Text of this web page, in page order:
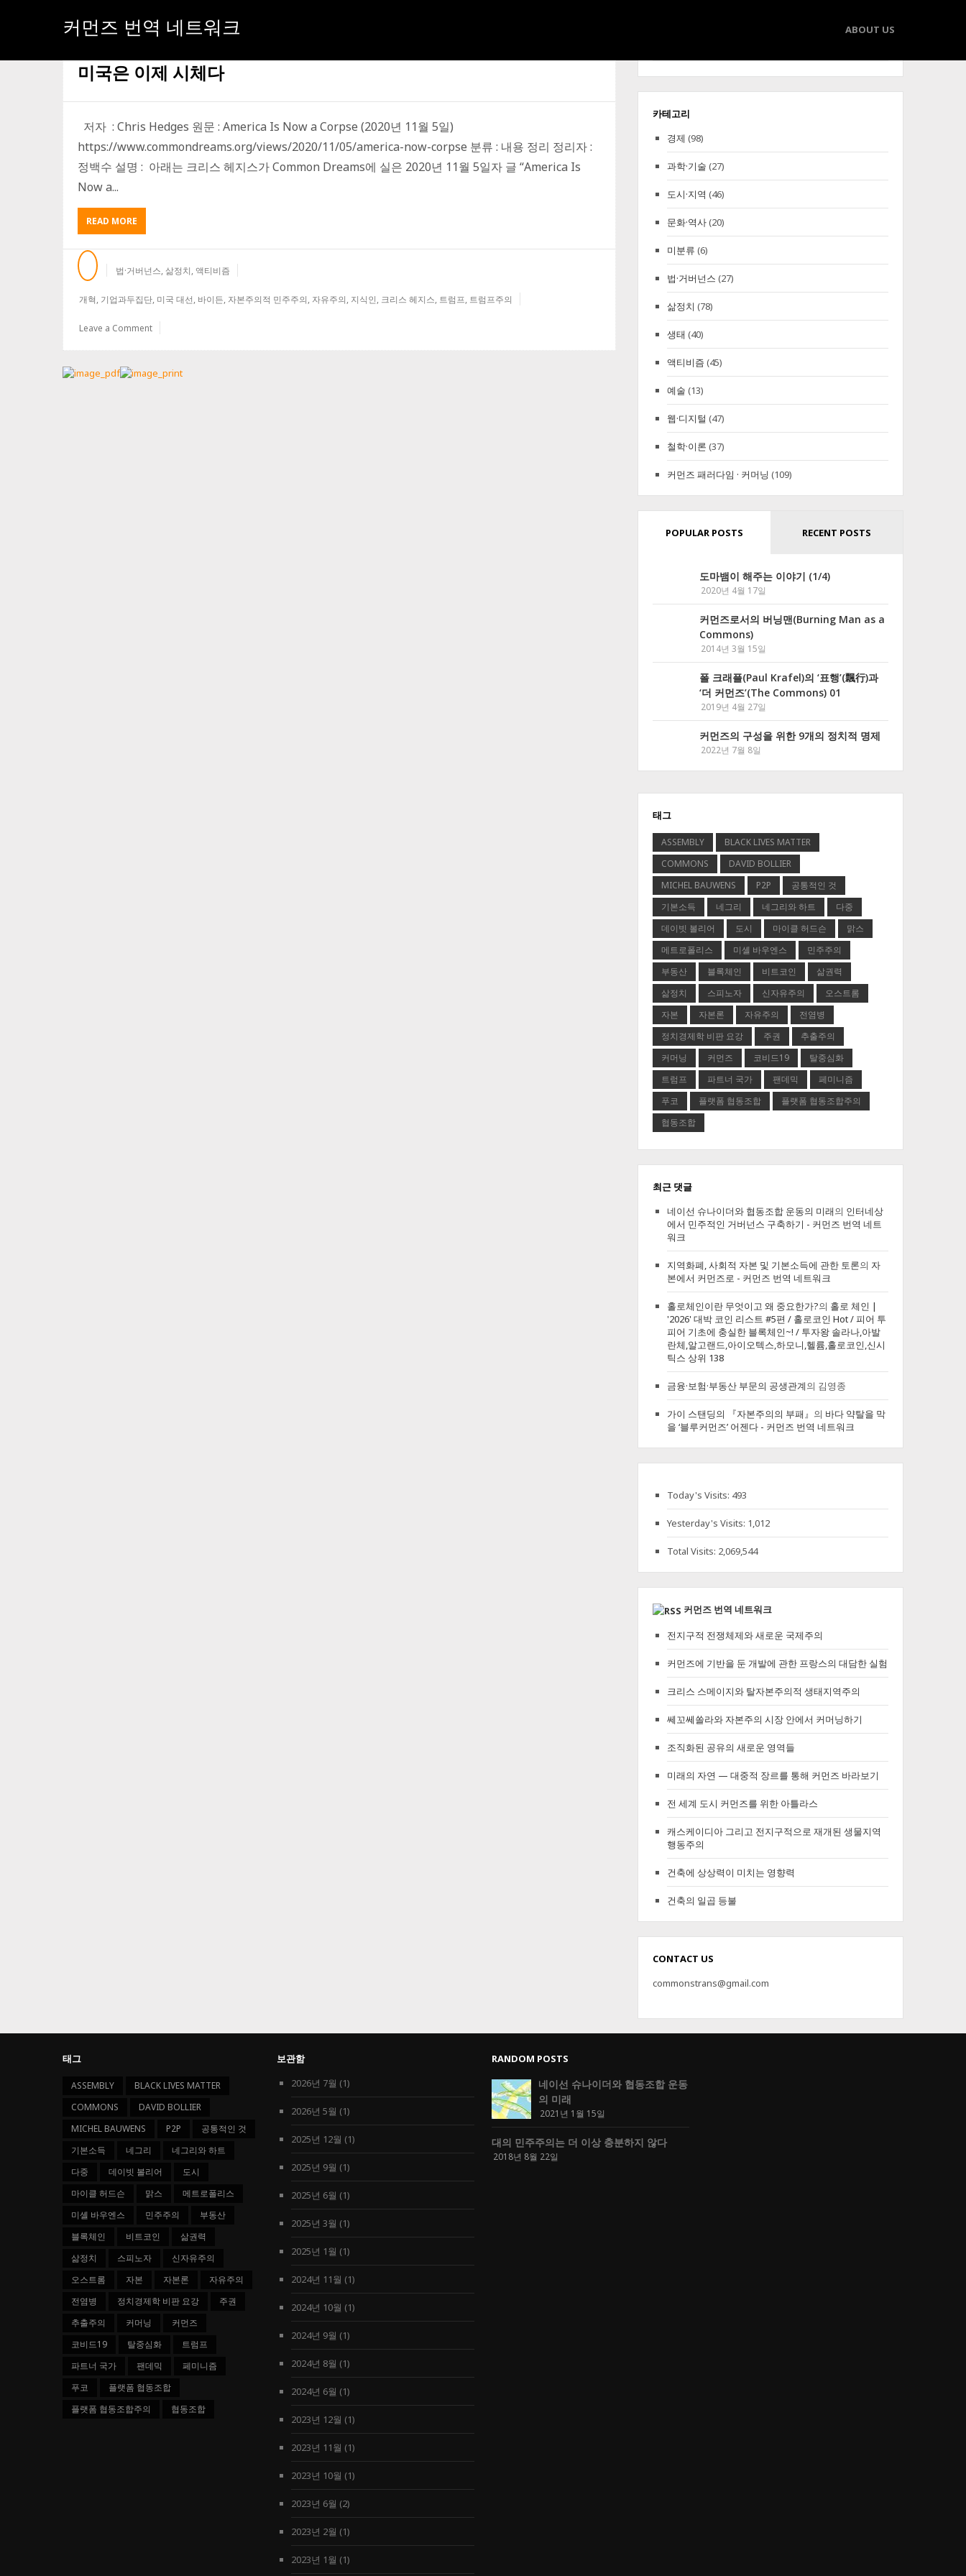
커먼즈 번역 네트워크 ABOUT US
[태그:]기업과두집단
미국은 이제 시체다
저자 : Chris Hedges 원문 : America Is Now a Corpse (2020년 11월 5일)
https://www.commondreams.org/views/2020/11/05/america-now-corpse 분류 : 내용 정리 정리자 :
정백수 설명 : 아래는 크리스 헤지스가 Common Dreams에 실은 2020년 11월 5일자 글 “America Is
Now a...
READ MORE
미
국
이
시
다
법·거버넌스, 삶정치,액티비즘
개혁, 기업과두집단, 미국 대선, 바이든, 자본주의적 민주주의, 자유주의, 지식인, 크리스 헤지스, 트럼프, 트럼프주의
Leave a Comment
카테고리
경제 (98)
과학·기술 (27)
도시·지역 (46)
문화·역사(20)
미분류 (6)
법·거버넌스 (27)
삶정치 (78)
생태 (40)
액티비즘 (45)
예술 (13)
웹·디지털 (47)
철학·이론 (37)
커먼즈 패러다임 · 커머닝 (109)
POPULAR POSTS RECENT POSTS
도마뱀이 해주는 이야기 (1/4)
2020년 4월 17일
커먼즈로서의 버닝맨(Burning Man as a
Commons)
2014년 3월 15일
폴 크래플(Paul Krafel)의 ‘표행’(飄行)과
‘더 커먼즈’(The Commons) 01
2019년 4월 27일
커먼즈의 구성을 위한 9개의 정치적 명제
2022년 7월 8일
태그
ASSEMBLY
BLACK LIVES MATTER
COMMONS
DAVID BOLLIER
MICHEL BAUWENS
P2P
공통적인 것
기본소득
네그리 네그리와 하트
다중
데이빗 볼리어
도시 마이클 허드슨
맑스
메트로폴리스
미셸 바우엔스
민주주의
부동산
블록체인 비트코인
삶권력
삶정치
스피노자 신자유주의
오스트롬
자본
자본론 자유주의
전염병
정치경제학 비판 요강
주권
추출주의
커머닝
커먼즈 코비드19
탈중심화
트럼프
파트너 국가 팬데믹
페미니즘
푸코
플랫폼 협동조합
플랫폼 협동조합주의
협동조합
최근 댓글
네이선 슈나이더와 협동조합 운동의 미래의 인터네상
에서 민주적인 거버넌스 구축하기 - 커먼즈 번역 네트
워크
지역화폐, 사회적 자본 및 기본소득에 관한 토론의 자
본에서 커먼즈로 - 커먼즈 번역 네트워크
홀로체인이란 무엇이고 왜 중요한가?의 홀로 체인 |
'2026' 대박 코인 리스트 #5편 / 홀로코인 Hot / 피어 투
피어 기초에 충실한 블록체인~! / 투자왕 솔라나,아발
란체,알고랜드,아이오텍스,하모니,헬륨,홀로코인,신시
틱스 상위 138
금융·보험·부동산 부문의 공생관계의 김영종
가이 스탠딩의 『자본주의의 부패』 의 바다 약탈을 막
을 ‘블루커먼즈’ 어젠다 - 커먼즈 번역 네트워크
Today's Visits: 493
Yesterday's Visits: 1,012
Total Visits: 2,069,544
커먼즈 번역 네트워크
전지구적 전쟁체제와 새로운 국제주의
커먼즈에 기반을 둔 개발에 관한 프랑스의 대담한 실험
크리스 스메이지와 탈자본주의적 생태지역주의
쎄꼬쎄쏠라와 자본주의 시장 안에서 커머닝하기
조직화된 공유의 새로운 영역들
미래의 자연 — 대중적 장르를 통해 커먼즈 바라보기
전 세계 도시 커먼즈를 위한 아틀라스
캐스케이디아 그리고 전지구적으로 재개된 생물지역
행동주의
건축에 상상력이 미치는 영향력
건축의 일곱 등불
CONTACT US
commonstrans@gmail.com
태그
ASSEMBLY
BLACK LIVES MATTER
COMMONS
DAVID BOLLIER
MICHEL BAUWENS
P2P
공통적인 것
기본소득
네그리
네그리와 하트
다중
데이빗 볼리어
도시
마이클 허드슨
맑스
메트로폴리스
미셸 바우엔스
민주주의
부동산
블록체인
비트코인
삶권력
삶정치
스피노자
신자유주의
오스트롬
자본 자본론
자유주의
전염병
정치경제학 비판 요강
주권
추출주의
커머닝
커먼즈
코비드19
탈중심화
트럼프
파트너 국가
팬데믹
페미니즘
푸코
플랫폼 협동조합
플랫폼 협동조합주의
협동조합
보관함
2026년 7월 (1)
2026년 5월 (1)
2025년 12월 (1)
2025년 9월 (1)
2025년 6월 (1)
2025년 3월 (1)
2025년 1월 (1)
2024년 11월 (1)
2024년 10월 (1)
2024년 9월 (1)
2024년 8월 (1)
2024년 6월 (1)
2023년 12월 (1)
2023년 11월 (1)
2023년 10월 (1)
2023년 6월 (2)
2023년 2월 (1)
2023년 1월 (1)
RANDOM POSTS
네이선 슈나이더와 협동조합 운동
의 미래
2021년 1월 15일
대의 민주주의는 더 이상 충분하지 않다
2018년 8월 22일